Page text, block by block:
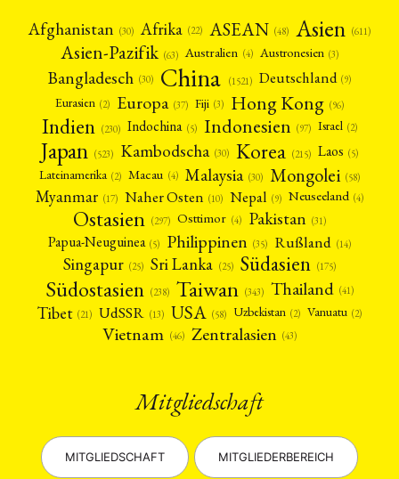
Afghanistan (30) Afrika (22) ASEAN (48) Asien (611)
Asien-Pazifik (63) Australien (4) Austronesien (3)
Bangladesch (30) China (1521) Deutschland (9)
Eurasien (2) Europa (37) Fiji (3) Hong Kong (96)
Indien (230) Indochina (5) Indonesien (97) Israel (2)
Japan (523) Kambodscha (30) Korea (215) Laos (5)
Lateinamerika (2) Macau (4) Malaysia (30) Mongolei (58)
Myanmar (17) Naher Osten (10) Nepal (9) Neuseeland (4)
Ostasien (297) Osttimor (4) Pakistan (31)
Papua-Neuguinea (5) Philippinen (35) Rußland (14)
Singapur (25) Sri Lanka (25) Südasien (175)
Südostasien (238) Taiwan (343) Thailand (41)
Tibet (21) UdSSR (13) USA (58) Uzbekistan (2) Vanuatu (2)
Vietnam (46) Zentralasien (43)
Mitgliedschaft
MITGLIEDSCHAFT MITGLIEDERBEREICH